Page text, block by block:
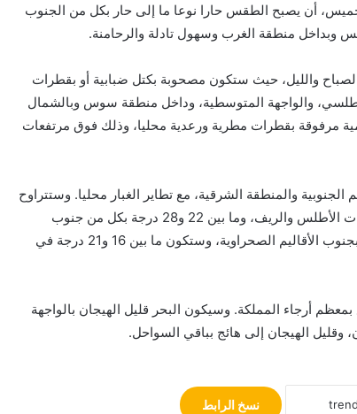
الخميس، أن يصبح الطقس حارا نوعا ما إلى حار بكل من الجنوب
وبداخل منطقة الغرب وسهول تادلة والرحامنة.
والليل، حيث ستكون مصحوبة بكتل ضبابية أو بقطرات
والواجهة المتوسطية، وداخل منطقة سوس وبالشمال
مرفوقة بقطرات مطرية ورعدية محليا، وذلك فوق مرتفعات
والمنطقة الشرقية، مع تطاير الغبار محليا. وستتراوح
درجات الحرارة خلال الليل ما بين 10 و15 درجة بمرتفعات الأطلس والريف، وما بين 22 و28 درجة بكل من جنوب
المنطقة الشرقية والسايس والجنوب الشرقي للبلاد، وبجنوب الأقاليم الصحراوية، وستكون ما بين 16 و21 درجة في
أرجاء المملكة. وسيكون البحر قليل الهيجان بالواجهة
وقليل الهيجان إلى هائج بباقي السواحل.
نسخ الرابط